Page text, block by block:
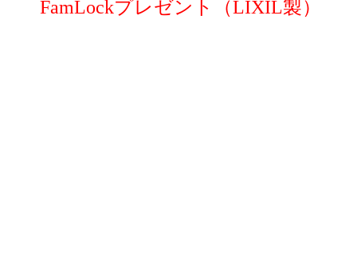
FamLockプレゼント（LIXIL製）